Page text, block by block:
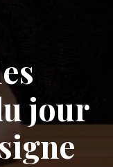
jour